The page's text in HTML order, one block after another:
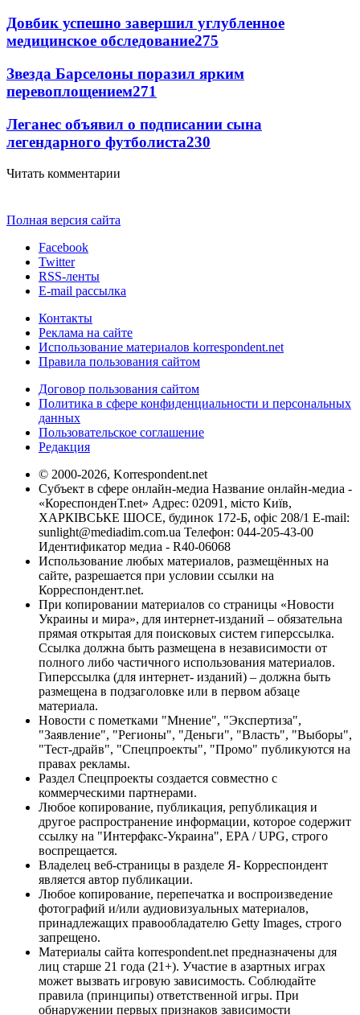
Довбик успешно завершил углубленное
медицинское обследование275
Звезда Барселоны поразил ярким
перевоплощением271
Леганес объявил о подписании сына
легендарного футболиста230
Читать комментарии
Полная версия сайта
Facebook
Twitter
RSS-ленты
E-mail рассылка
Контакты
Реклама на сайте
Использование материалов korrespondent.net
Правила пользования сайтом
Договор пользования сайтом
Политика в сфере конфиденциальности и персональных
данных
Пользовательское соглашение
Редакция
© 2000-2026, Korrespondent.net
Субъект в сфере онлайн-медиа Название онлайн-медиа -
«КореспонденТ.net» Адрес: 02091, місто Київ,
ХАРКІВСЬКЕ ШОСЕ, будинок 172-Б, офіс 208/1 E-mail:
sunlight@mediadim.com.ua Телефон: 044-205-43-00
Идентификатор медиа - R40-06068
Использование любых материалов, размещённых на
сайте, разрешается при условии ссылки на
Корреспондент.net.
При копировании материалов со страницы «Новости
Украины и мира», для интернет-изданий – обязательна
прямая открытая для поисковых систем гиперссылка.
Ссылка должна быть размещена в независимости от
полного либо частичного использования материалов.
Гиперссылка (для интернет- изданий) – должна быть
размещена в подзаголовке или в первом абзаце
материала.
Новости с пометками "Мнение", "Экспертиза",
"Заявление", "Регионы", "Деньги", "Власть", "Выборы",
"Тест-драйв", "Спецпроекты", "Промо" публикуются на
правах рекламы.
Раздел Спецпроекты создается совместно с
коммерческими партнерами.
Любое копирование, публикация, републикация и
другое распространение информации, которое содержит
ссылку на "Интерфакс-Украина", EPA / UPG, строго
воспрещается.
Владелец веб-страницы в разделе Я- Корреспондент
является автор публикации.
Любое копирование, перепечатка и воспроизведение
фотографий и/или аудиовизуальных материалов,
принадлежащих правообладателю Getty Images, строго
запрещено.
Материалы сайта korrespondent.net предназначены для
лиц старше 21 года (21+). Участие в азартных играх
может вызвать игровую зависимость. Соблюдайте
правила (принципы) ответственной игры. При
обнаружении первых признаков зависимости